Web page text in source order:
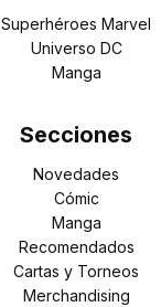
Superhéroes Marvel
Universo DC
Manga
Secciones
Novedades
Cómic
Manga
Recomendados
Cartas y Torneos
Merchandising